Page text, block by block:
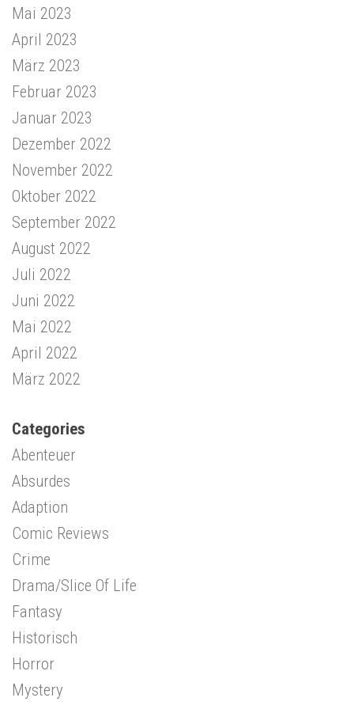
Mai 2023
April 2023
März 2023
Februar 2023
Januar 2023
Dezember 2022
November 2022
Oktober 2022
September 2022
August 2022
Juli 2022
Juni 2022
Mai 2022
April 2022
März 2022
Categories
Abenteuer
Absurdes
Adaption
Comic Reviews
Crime
Drama/Slice Of Life
Fantasy
Historisch
Horror
Mystery